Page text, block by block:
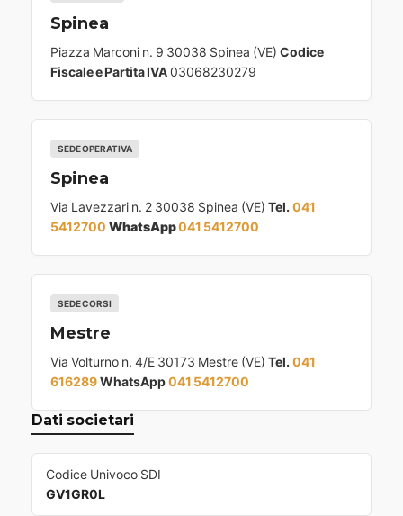
Spinea
Piazza Marconi n. 9 30038 Spinea (VE) Codice
Fiscale e Partita IVA03068230279
SEDE OPERATIVA
Spinea
Via Lavezzari n. 2 30038 Spinea (VE) Tel. 041
5412700 WhatsApp041 5412700
SEDE CORSI
Mestre
Via Volturno n. 4/E 30173 Mestre (VE) Tel. 041
616289WhatsApp041 5412700
Dati societari
Codice Univoco SDI
GV1GR0L